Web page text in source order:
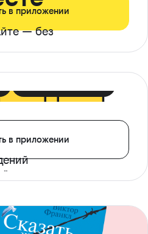
— без
в приложении
в приложении